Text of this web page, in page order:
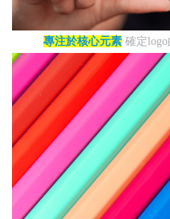
專注於核心元素確定logo